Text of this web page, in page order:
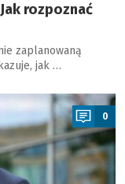
rozpoznać
zaplanowaną
jak …
0